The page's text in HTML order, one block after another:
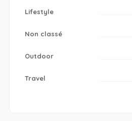
Lifestyle
Non classé
Outdoor
Travel